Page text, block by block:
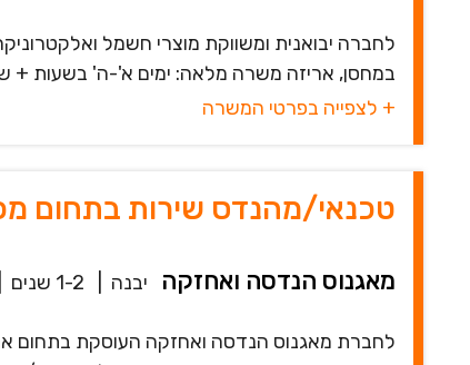
לחברה יבואנית ומשווקת מוצרי חשמל
במחסן, אריזה משרה מלאה: ימים א'-ה' בשעות + שעות נוספות
+ לצפייה בפרטי המשרה
טכנאי/מהנדס שירות בתחום
מאגנוס הנדסה ואחזקה יבנה 1-2 שנים
לחברת מאגנוס הנדסה ואחזקה העוסקת בתחום